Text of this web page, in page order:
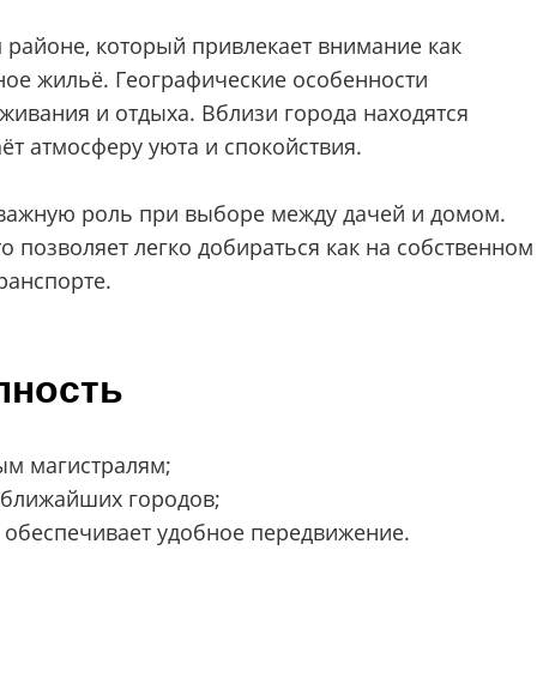
который привлекает внимание как
жильё. Географические особенности
и отдыха. Вблизи города находятся
атмосферу уюта и спокойствия.
роль при выборе между дачей и домом.
позволяет легко добираться как на собственном
магистралям;
городов;
удобное передвижение.